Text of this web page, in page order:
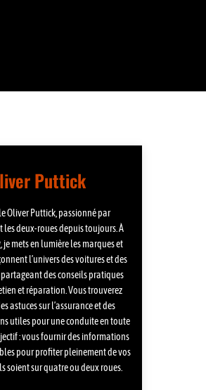
Puttick
Oliver Puttick, passionné par
les deux-roues depuis toujours. À
je mets en lumière les marques et
l’univers des voitures et des
des conseils pratiques
et réparation. Vous trouverez
astuces sur l’assurance et des
utiles pour une conduite en toute
: vous fournir des informations
pour profiter pleinement de vos
soient sur quatre ou deux roues.